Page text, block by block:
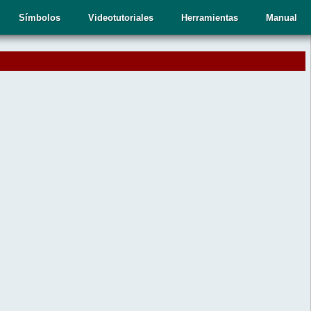
Manual
Herramientas
Videotutoriales
Símbolos